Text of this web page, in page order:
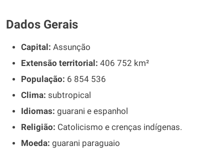
Dados Gerais
Capital: Assunção
Extensão territorial: 406 752 km²
População: 6 854 536
Clima: subtropical
Idiomas: guarani e espanhol
Religião: Catolicismo e crenças indígenas.
Moeda: guarani paraguaio